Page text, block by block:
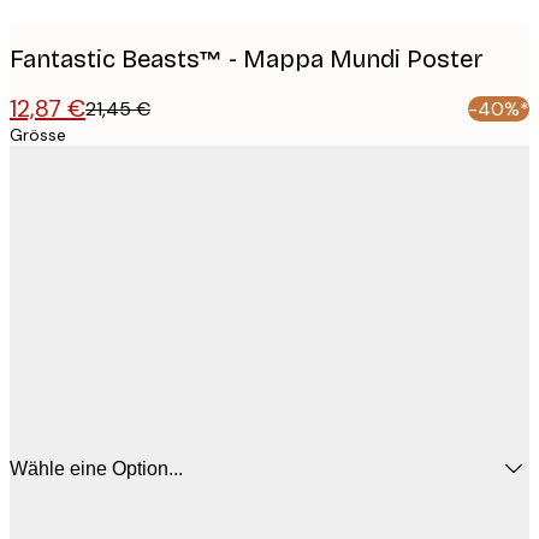
Fantastic Beasts™ - Mappa Mundi Poster
12,87 €21,45 € -40%*
Grösse
Wähle eine Option...